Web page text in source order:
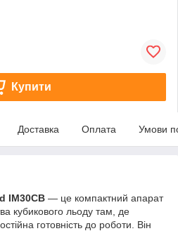
Купити
Доставка Оплата Умови
IM30CB — це компактний апарат
кубикового льоду там, де
готовність до роботи. Він